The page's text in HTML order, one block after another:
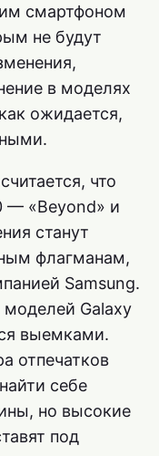
смартфоном
не будут
в моделях
ожидается,
что
— «Beyond» и
станут
флагманам,
Samsung.
моделей Galaxy
выемками.
отпечатков
себе
но высокие
под